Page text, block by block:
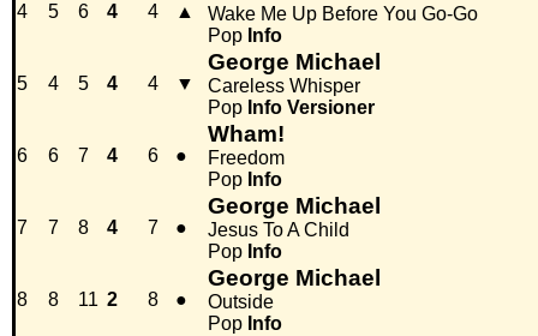
4 5 6 4 4 ▲
Wake Me Up Before You Go-Go
Pop Info
5 4 5 4 4 ▼
George Michael
Careless Whisper
Pop Info Versioner
6 6 7 4 6 ●
Wham!
Freedom
Pop Info
7 7 8 4 7 ●
George Michael
Jesus To A Child
Pop Info
8 8 11 2 8 ●
George Michael
Outside
Pop Info